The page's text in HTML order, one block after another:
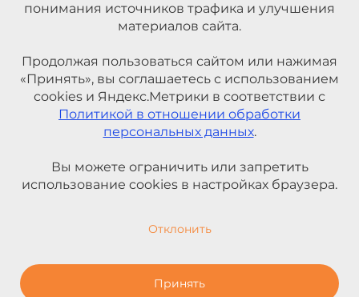
понимания источников трафика и улучшения
материалов сайта.
Продолжая пользоваться сайтом или нажимая
«Принять», вы соглашаетесь с использованием
cookies и Яндекс.Метрики в соответствии с
Политикой в отношении обработки
персональных данных.
Вы можете ограничить или запретить
использование cookies в настройках браузера.
Отклонить
Принять